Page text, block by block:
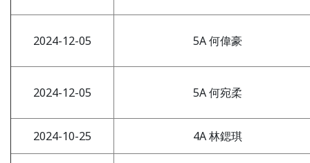
2024-12-05 5A 何偉豪
2024-12-05 5A 何宛柔
2024-10-25 4A 林鍶琪